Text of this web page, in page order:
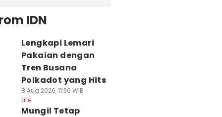
IDN
Lengkapi Lemari
Pakaian dengan
Tren Busana
Polkadot yang Hits
8 Aug 2026, 11:30 WIB
Life
Mungil Tetap